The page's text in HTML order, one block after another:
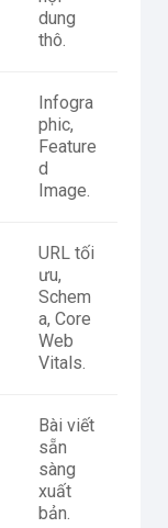
dung
thô.
Infogra
phic,
Feature
d
Image.
URL tối
ưu,
Schem
a, Core
Web
Vitals.
Bài viết
sẵn
sàng
xuất
bản.